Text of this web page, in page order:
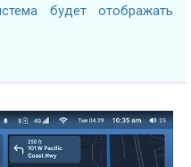
будет отображать